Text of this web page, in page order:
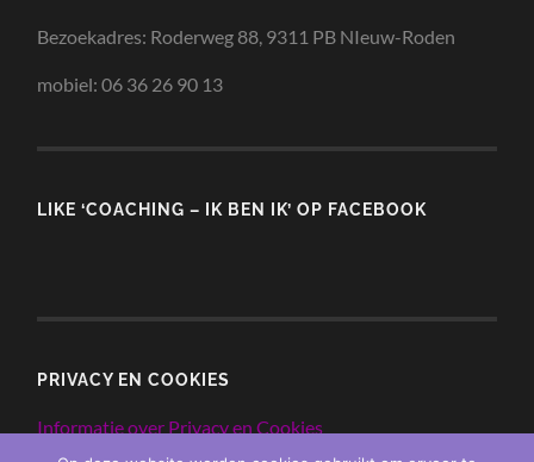
Bezoekadres: Roderweg 88, 9311 PB NIeuw-Roden
mobiel: 06 36 26 90 13
LIKE ‘COACHING – IK BEN IK’ OP FACEBOOK
PRIVACY EN COOKIES
Informatie over Privacy en Cookies